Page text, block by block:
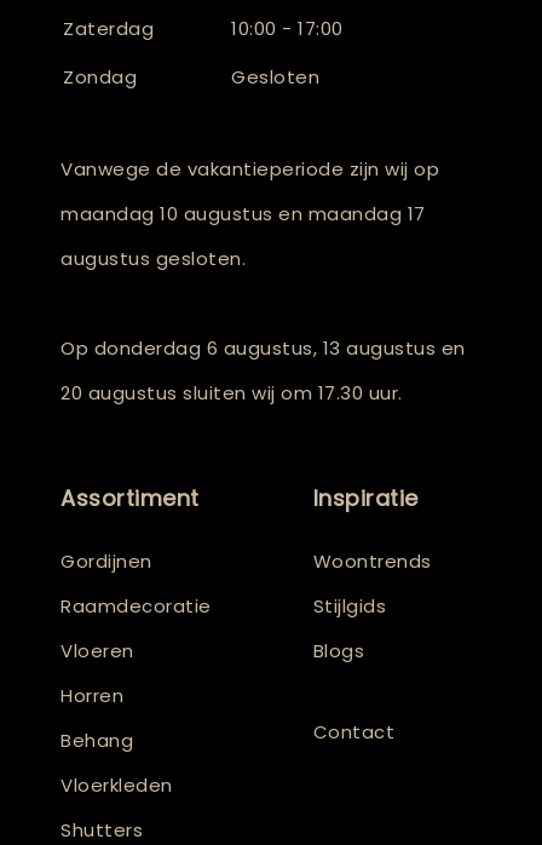
Zaterdag
10:00 - 17:00
Zondag
Gesloten
Vanwege de vakantieperiode zijn wij op
maandag 10 augustus en maandag 17
augustus gesloten.
Op donderdag 6 augustus, 13 augustus en
20 augustus sluiten wij om 17.30 uur.
Assortiment
Gordijnen
Raamdecoratie
Vloeren
Horren
Behang
Vloerkleden
Shutters
Inspiratie
Woontrends
Stijlgids
Blogs
Contact